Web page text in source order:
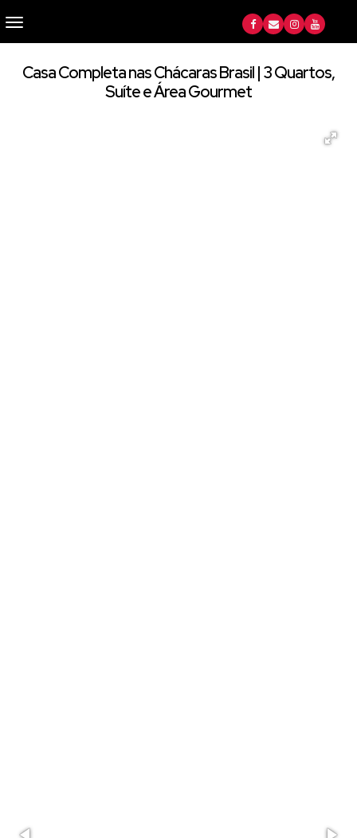
Casa Completa nas Chácaras Brasil | 3 Quartos,
Suíte e Área Gourmet